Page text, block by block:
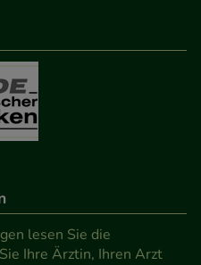
lesen Sie die
Ihre Ärztin, Ihren Arzt